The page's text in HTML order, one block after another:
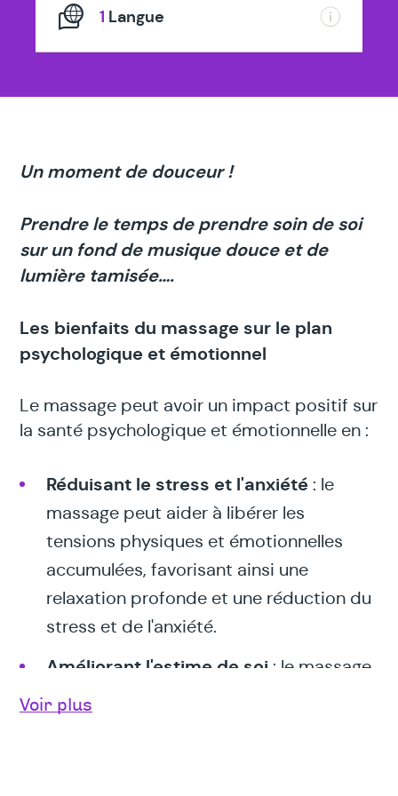
1 Langue
Un moment de douceur !
Prendre le temps de prendre soin de soi
sur un fond de musique douce et de
lumière tamisée….
Les bienfaits du massage sur le plan
psychologique et émotionnel
Le massage peut avoir un impact positif sur
la santé psychologique et émotionnelle en :
Réduisant le stress et l'anxiété : le
massage peut aider à libérer les
tensions physiques et émotionnelles
accumulées, favorisant ainsi une
relaxation profonde et une réduction du
stress et de l'anxiété.
Améliorant l'estime de soi : le massage
peut aider à renforcer la confiance en soi
Voir plus